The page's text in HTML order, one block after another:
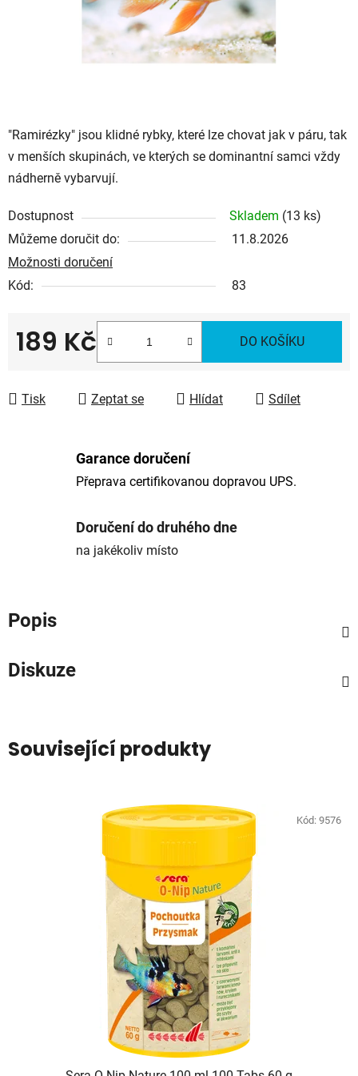
"Ramirézky" jsou klidné rybky, které lze chovat jak v páru, tak
v menších skupinách, ve kterých se dominantní samci vždy
nádherně vybarvují.
Dostupnost Skladem (13 ks)
Můžeme doručit do:
11.8.2026
Možnosti doručení
Kód:
83
189 Kč DO KOŠÍKU
Tisk Zeptat se Hlídat Sdílet
Garance doručení
Přeprava certifikovanou dopravou UPS.
Doručení do druhého dne
na jakékoliv místo
Popis
Diskuze
Související produkty
Kód: 9576